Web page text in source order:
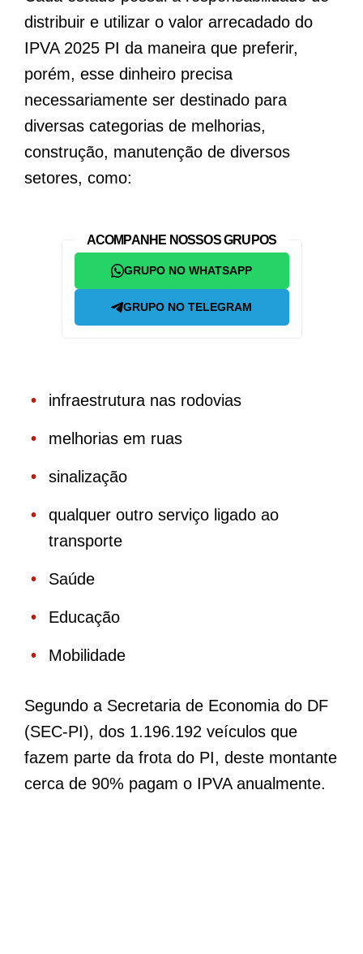
distribuir e utilizar o valor arrecadado do
IPVA 2025 PI da maneira que preferir,
porém, esse dinheiro precisa
necessariamente ser destinado para
diversas categorias de melhorias,
construção, manutenção de diversos
setores, como:
ACOMPANHE NOSSOS GRUPOS
GRUPO NO WHATSAPP
GRUPO NO TELEGRAM
infraestrutura nas rodovias
melhorias em ruas
sinalização
qualquer outro serviço ligado ao
transporte
Saúde
Educação
Mobilidade
Segundo a Secretaria de Economia do DF
(SEC-PI), dos 1.196.192 veículos que
fazem parte da frota do PI, deste montante
cerca de 90% pagam o IPVA anualmente.